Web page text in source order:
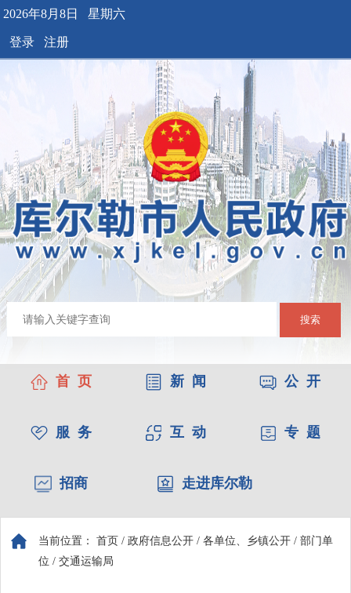
2026年8月8日 星期六
登录 注册
搜索
首 页 新 闻 公 开
服 务 互 动 专 题
招商 走进库尔勒
当前位置： 首页 / 政府信息公开 / 各单位、乡镇公开 / 部门单
位 / 交通运输局